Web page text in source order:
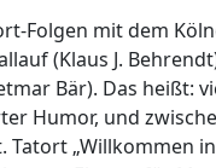
Folgen mit dem
(Klaus J.
Bär). Das heißt:
Humor, und
Tatort „Willkommen